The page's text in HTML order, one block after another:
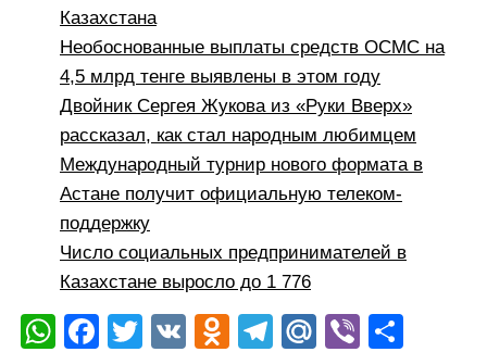
Казахстана
Необоснованные выплаты средств ОСМС на
4,5 млрд тенге выявлены в этом году
Двойник Сергея Жукова из «Руки Вверх»
рассказал, как стал народным любимцем
Международный турнир нового формата в
Астане получит официальную телеком-
поддержку
Число социальных предпринимателей в
Казахстане выросло до 1 776
W F
T
V
O
T
M Vi